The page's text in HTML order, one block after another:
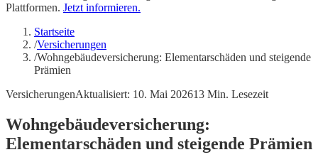
Plattformen. Jetzt informieren.
Startseite
/Versicherungen
/Wohngebäudeversicherung: Elementarschäden und steigende
Prämien
VersicherungenAktualisiert: 10. Mai 202613 Min. Lesezeit
Wohngebäudeversicherung:
Elementarschäden und steigende Prämien